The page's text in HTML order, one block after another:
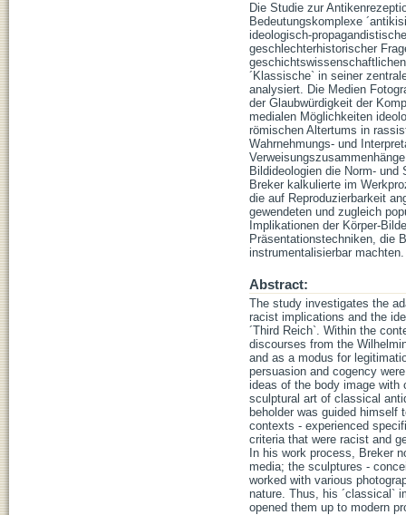
Die Studie zur
Bedeutungskomplexe
ideologisch-
geschlechterhistorischer
´Klassische` in seiner
analysiert. Die Medien
der Glaubwürdigkeit der
medialen Möglichkeiten
römischen Altertums in
Wahrnehmungs- und
Bildideologien die Norm-
Breker kalkulierte im
die auf Reproduzierbarkeit
gewendeten und zugleich
Implikationen der Körper-
Präsentationstechniken, die
instrumentalisierbar machten.
Abstract:
The study investigates the
racist implications and the
´Third Reich`. Within the
discourses from the
and as a modus for
persuasion and cogency
ideas of the body image with
sculptural art of classical
beholder was guided
contexts - experienced
criteria that were racist and
In his work process, Breker
media; the sculptures -
worked with various
nature. Thus, his ´classical`
opened them up to modern